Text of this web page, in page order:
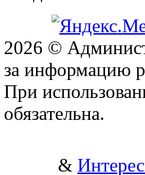
2026 ©
за информацию
При
обязательна.
&